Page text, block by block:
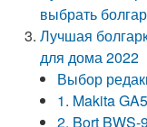
выбрать
Лучшая
для дома 2022
Выбор
1. Makita
2. Bort BWS-